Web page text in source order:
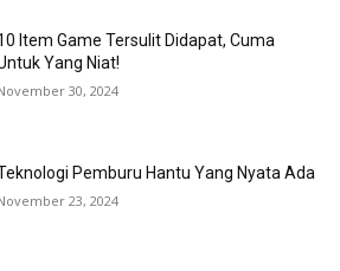
Item Game Tersulit Didapat, Cuma
Yang Niat!
30, 2024
Pemburu Hantu Yang Nyata Ada
23, 2024